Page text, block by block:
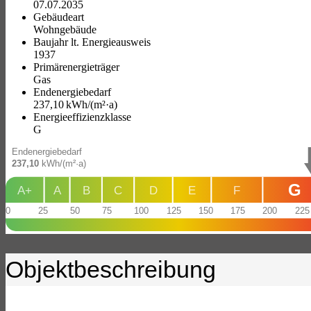
07.07.2035
Gebäudeart
Wohngebäude
Baujahr lt. Energieausweis
1937
Primärenergieträger
Gas
Endenergie­bedarf
237,10 kWh/(m²·a)
Energie­effizienz­klasse
G
0 25 50 75 100 125 150 175 200 225
F
E
D
C
B
A
A+ G
Endenergiebedarf
237,10 kWh/(m²·a)
Objekt­beschreibung